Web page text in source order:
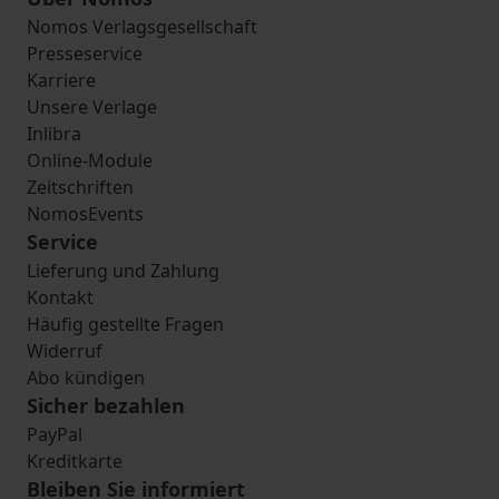
Nomos Verlagsgesellschaft
Presseservice
Karriere
Unsere Verlage
Inlibra
Online-Module
Zeitschriften
NomosEvents
Service
Lieferung und Zahlung
Kontakt
Häufig gestellte Fragen
Widerruf
Abo kündigen
Sicher bezahlen
PayPal
Kreditkarte
Bleiben Sie informiert